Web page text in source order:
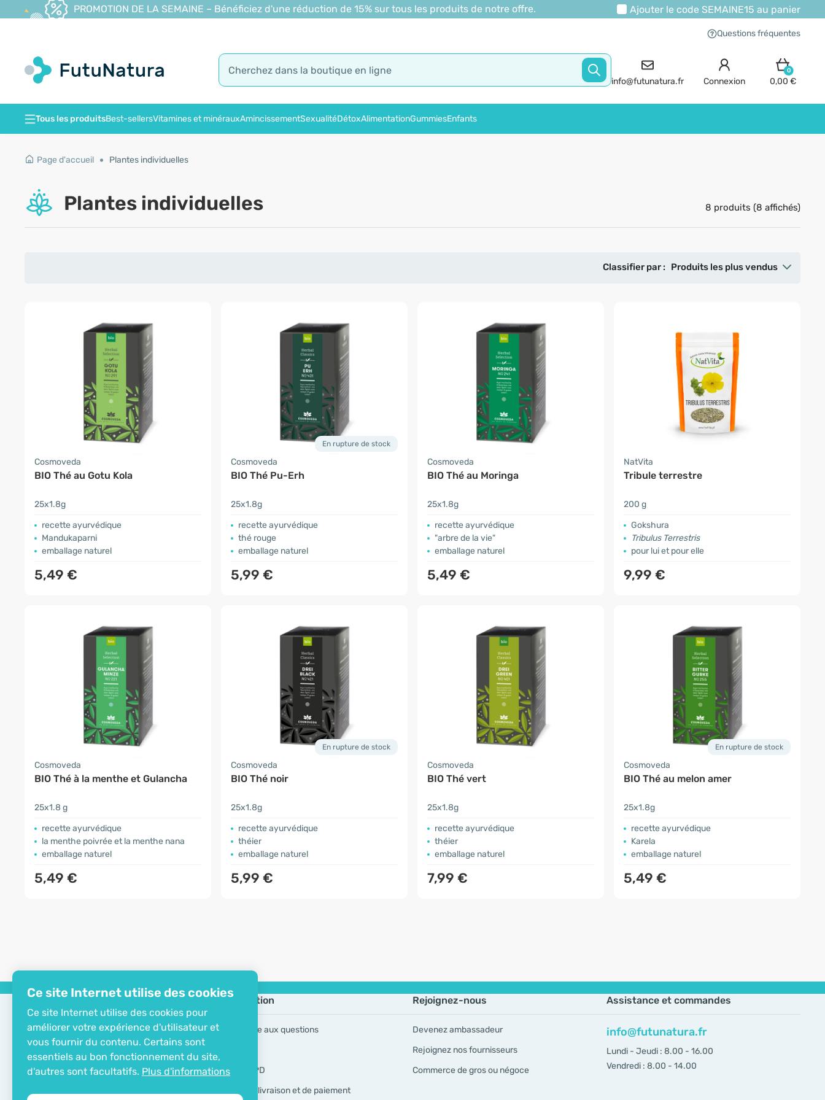
Ce site Internet utilise des cookies
Ce site Internet utilise des cookies pour
améliorer votre expérience d'utilisateur et
vous fournir du contenu. Certains sont
essentiels au bon fonctionnement du site,
d'autres sont facultatifs. Plus d'informations
PROMOTION DE LA SEMAINE – Bénéficiez d'une réduction de 15% sur tous les produits de notre offre. Ajouter le code SEMAINE15 au panier
Questions fréquentes
info@futunatura.fr Connexion
0
0,00 €
Tous les produitsBest-sellersVitamines et minérauxAmincissementSexualitéDétoxAlimentationGummiesEnfants
Page d'accueil Plantes individuelles
Plantes individuelles 8 produits (8 affichés)
Classifier par : Produits les plus vendus
Cosmoveda
BIO Thé au Gotu Kola
25x1.8g
recette ayurvédique
Mandukaparni
emballage naturel
5,49 €
En rupture de stock
Cosmoveda
BIO Thé Pu-Erh
25x1.8g
recette ayurvédique
thé rouge
emballage naturel
5,99 €
Cosmoveda
BIO Thé au Moringa
25x1.8g
recette ayurvédique
"arbre de la vie"
emballage naturel
5,49 €
NatVita
Tribule terrestre
200 g
Gokshura
Tribulus Terrestris
pour lui et pour elle
9,99 €
Cosmoveda
BIO Thé à la menthe et Gulancha
25x1.8 g
recette ayurvédique
la menthe poivrée et la menthe nana
emballage naturel
5,49 €
En rupture de stock
Cosmoveda
BIO Thé noir
25x1.8g
recette ayurvédique
théier
emballage naturel
5,99 €
Cosmoveda
BIO Thé vert
25x1.8g
recette ayurvédique
théier
emballage naturel
7,99 €
En rupture de stock
Cosmoveda
BIO Thé au melon amer
25x1.8g
recette ayurvédique
Karela
emballage naturel
5,49 €
Entreprise
À propos de l'entreprise
Contacts
Information
FAQ – Foire aux questions
Outils RGPD
Modes de livraison et de paiement
Rejoignez-nous
Devenez ambassadeur
Rejoignez nos fournisseurs
Commerce de gros ou négoce
Assistance et commandes
info@futunatura.fr
Lundi - Jeudi : 8.00 - 16.00
Vendredi : 8.00 - 14.00